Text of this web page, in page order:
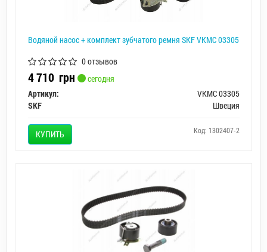
Водяной насос + комплект зубчатого ремня SKF VKMC 03305
0 отзывов
4 710 грн
сегодня
Артикул:
VKMC 03305
SKF
Швеция
КУПИТЬ Код: 1302407-2